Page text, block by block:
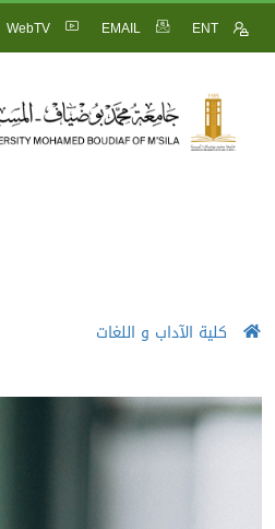
ENT
EMAIL
WebTV
كلية الآداب و اللغات